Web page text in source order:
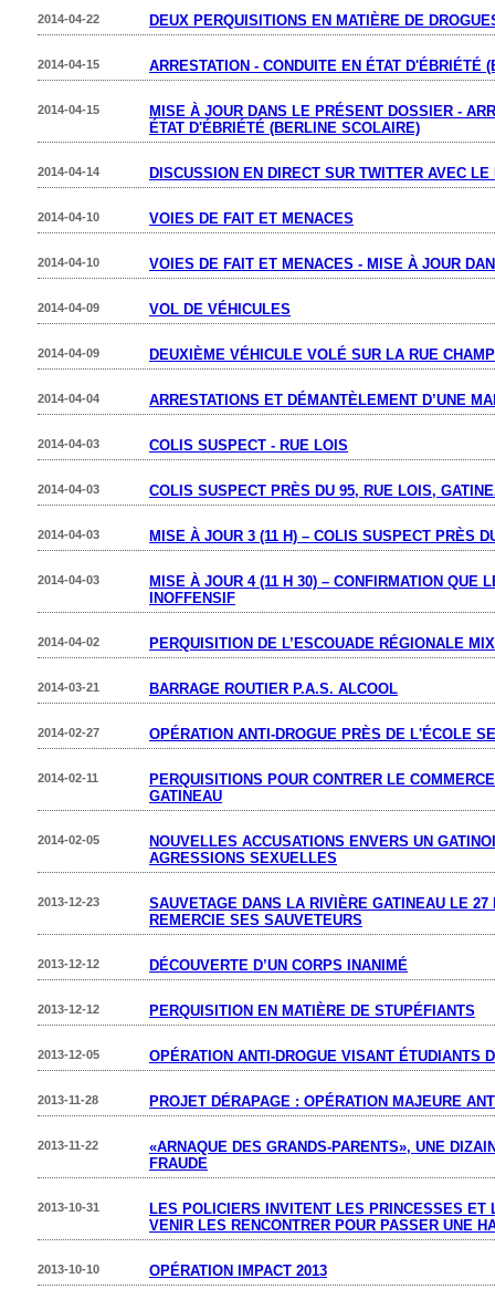
DEUX PERQUISITIONS EN MATIÈRE DE
2014-04-22
ARRESTATION - CONDUITE EN ÉTAT D'ÉBRIÉTÉ
2014-04-15
MISE À JOUR DANS LE PRÉSENT DOSSIER -
ÉTAT D'ÉBRIÉTÉ (BERLINE SCOLAIRE)
2014-04-15
DISCUSSION EN DIRECT SUR TWITTER AVEC LE
2014-04-14
VOIES DE FAIT ET MENACES
2014-04-10
VOIES DE FAIT ET MENACES - MISE À JOUR
2014-04-10
VOL DE VÉHICULES
2014-04-09
DEUXIÈME VÉHICULE VOLÉ SUR LA RUE
2014-04-09
ARRESTATIONS ET DÉMANTÈLEMENT D’UNE
2014-04-04
COLIS SUSPECT - RUE LOIS
2014-04-03
COLIS SUSPECT PRÈS DU 95, RUE LOIS,
2014-04-03
MISE À JOUR 3 (11 H) – COLIS SUSPECT PRÈS
2014-04-03
MISE À JOUR 4 (11 H 30) – CONFIRMATION QUE
INOFFENSIF
2014-04-03
PERQUISITION DE L’ESCOUADE RÉGIONALE
2014-04-02
BARRAGE ROUTIER P.A.S. ALCOOL
2014-03-21
OPÉRATION ANTI-DROGUE PRÈS DE L'ÉCOLE
2014-02-27
PERQUISITIONS POUR CONTRER LE
GATINEAU
2014-02-11
NOUVELLES ACCUSATIONS ENVERS UN
AGRESSIONS SEXUELLES
2014-02-05
SAUVETAGE DANS LA RIVIÈRE GATINEAU LE
REMERCIE SES SAUVETEURS
2013-12-23
DÉCOUVERTE D’UN CORPS INANIMÉ
2013-12-12
PERQUISITION EN MATIÈRE DE STUPÉFIANTS
2013-12-12
OPÉRATION ANTI-DROGUE VISANT ÉTUDIANTS
2013-12-05
PROJET DÉRAPAGE : OPÉRATION MAJEURE
2013-11-28
«ARNAQUE DES GRANDS-PARENTS», UNE
FRAUDE
2013-11-22
LES POLICIERS INVITENT LES PRINCESSES ET
VENIR LES RENCONTRER POUR PASSER UNE
2013-10-31
OPÉRATION IMPACT 2013
2013-10-10